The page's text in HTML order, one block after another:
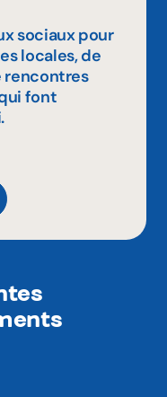
sociaux pour
locales, de
rencontres
font